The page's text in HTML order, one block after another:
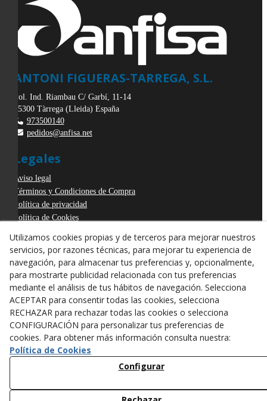
ANTONI FIGUERAS-TARREGA, S.L.
Pol. Ind. Riambau C/ Garbí, 11-14
25300 Tàrrega (Lleida) España
973500140
pedidos@anfisa.net
Legales
Aviso legal
Términos y Condiciones de Compra
Política de privacidad
Política de Cookies
Derecho de desistimiento
Utilizamos cookies propias y de terceros para mejorar nuestros
servicios, por razones técnicas, para mejorar tu experiencia de
navegación, para almacenar tus preferencias y, opcionalmente,
para mostrarte publicidad relacionada con tus preferencias
mediante el análisis de tus hábitos de navegación. Selecciona
ACEPTAR para consentir todas las cookies, selecciona
RECHAZAR para rechazar todas las cookies o selecciona
CONFIGURACIÓN para personalizar tus preferencias de
cookies. Para obtener más información consulta nuestra:
Política de Cookies
Configurar